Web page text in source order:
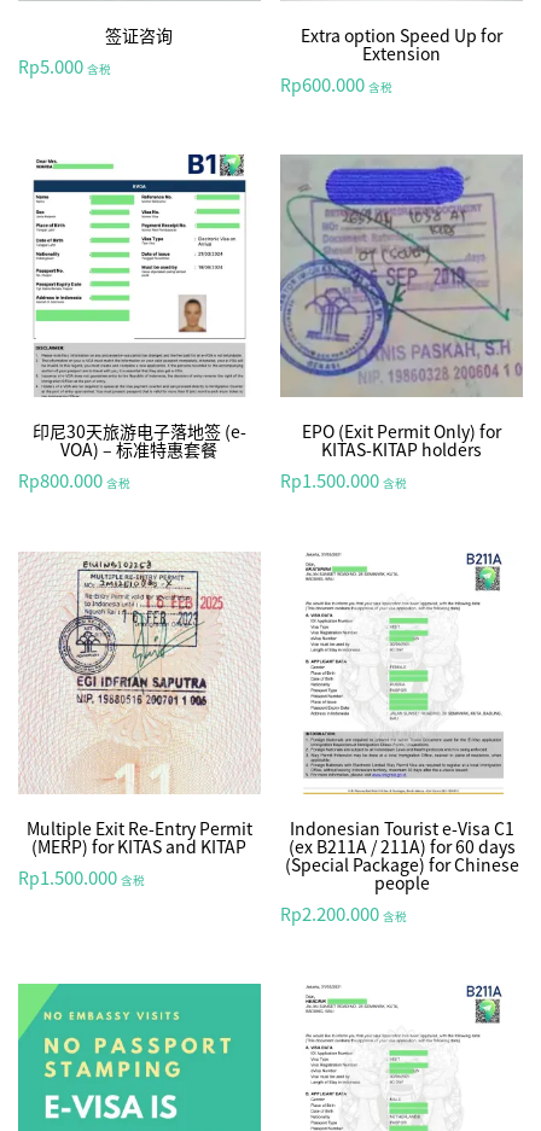
签证咨询
Rp5.000 含税
Extra option Speed Up for
Extension
Rp600.000 含税
印尼30天旅游电子落地签 (e-
VOA) – 标准特惠套餐
Rp800.000 含税
EPO (Exit Permit Only) for
KITAS-KITAP holders
Rp1.500.000 含税
Multiple Exit Re-Entry Permit
(MERP) for KITAS and KITAP
Rp1.500.000 含税
Indonesian Tourist e-Visa C1
(ex B211A / 211A) for 60 days
(Special Package) for Chinese
people
Rp2.200.000 含税